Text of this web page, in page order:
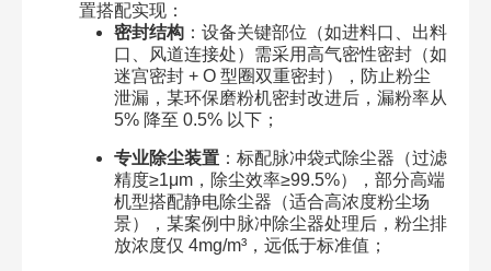
置搭配实现：
密封结构：设备关键部位（如进料口、出料
口、风道连接处）需采用高气密性密封（如
迷宫密封 + O 型圈双重密封），防止粉尘
泄漏，某环保磨粉机密封改进后，漏粉率从
5% 降至 0.5% 以下；
专业除尘装置：标配脉冲袋式除尘器（过滤
精度≥1μm，除尘效率≥99.5%），部分高端
机型搭配静电除尘器（适合高浓度粉尘场
景），某案例中脉冲除尘器处理后，粉尘排
放浓度仅 4mg/m³，远低于标准值；